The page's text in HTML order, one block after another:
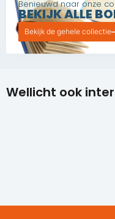
Benieuwd naar onze
BEKIJK ALLE
Bekijk de gehele collectie
Wellicht ook